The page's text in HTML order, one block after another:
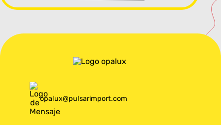
opalux@pulsarimport.com